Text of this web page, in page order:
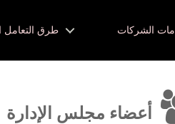
طرق التعامل الشركات
أعضاء مجلس الإدارة